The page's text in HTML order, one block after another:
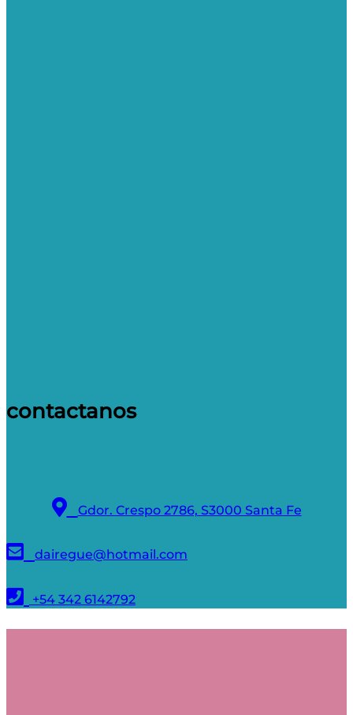
contactanos
Gdor. Crespo 2786, S3000 Santa Fe
dairegue@hotmail.com
+54 342 6142792